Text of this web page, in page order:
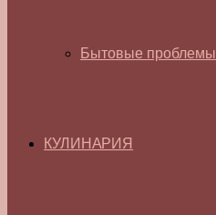
Бытовые проблемы
КУЛИНАРИЯ